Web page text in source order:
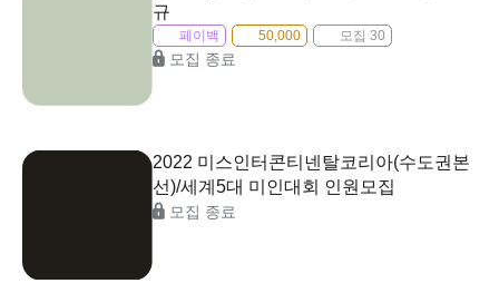
규
페이백 50,000 모집 30
모집 종료
2022 미스인터콘티넨탈코리아(수도권본
선)/세계5대 미인대회 인원모집
모집 종료